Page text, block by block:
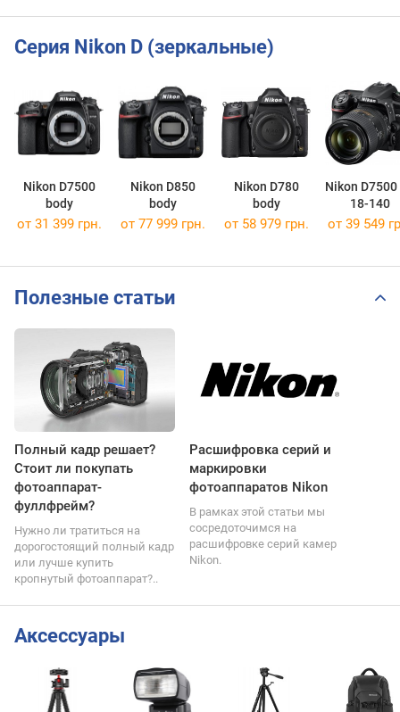
Серия Nikon D (зеркальные)
Nikon D7500
body
Nikon D850
body
Nikon D780
body
Nikon
18-140
от 31 399 грн. от 77 999 грн. от 58 979 грн. от 39 549
Полезные статьи
Полный кадр решает?
Стоит ли покупать
фотоаппарат-
фуллфрейм?
Нужно ли тратиться на
дорогостоящий полный кадр
или лучше купить
кропнутый фотоаппарат?..
Расшифровка серий и
маркировки
фотоаппаратов Nikon
В рамках этой статьи мы
сосредоточимся на
расшифровке серий камер
Nikon.
Аксессуары